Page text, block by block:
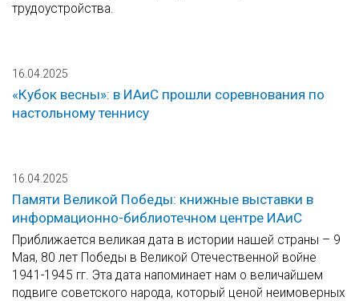
трудоустройства.
16.04.2025
«Кубок весны»: в ИАиС прошли соревнования по
настольному теннису
16.04.2025
Памяти Великой Победы: книжные выставки в
информационно-библиотечном центре ИАиС
Приближается великая дата в истории нашей страны – 9
Мая, 80 лет Победы в Великой Отечественной войне
1941-1945 гг. Эта дата напоминает нам о величайшем
подвиге советского народа, который ценой неимоверных